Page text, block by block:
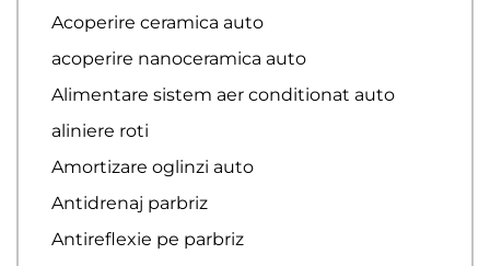
Acoperire ceramica auto
acoperire nanoceramica auto
Alimentare sistem aer conditionat auto
aliniere roti
Amortizare oglinzi auto
Antidrenaj parbriz
Antireflexie pe parbriz